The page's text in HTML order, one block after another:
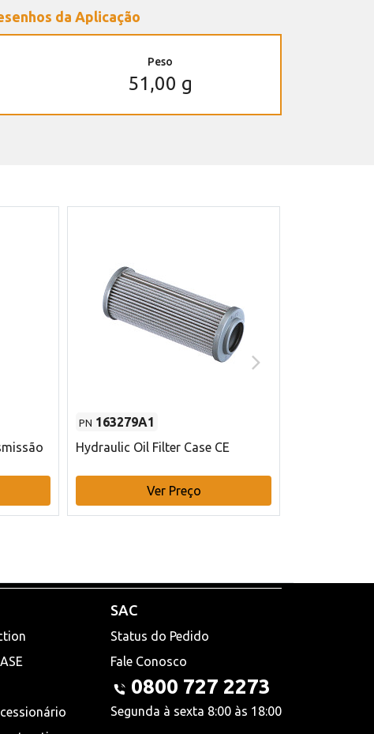
da Aplicação
Peso
51,00 g
PN 163279A1
Hydraulic Oil Filter Case CE
Ver Preço
SAC
Status do Pedido
Fale Conosco
0800 727 2273
Segunda à sexta 8:00 às 18:00